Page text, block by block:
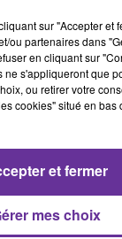
étrangers, dont
pendant la
sur "Accepter et
ou partenaires dans
en cliquant sur
ne s'appliqueront que
ou retirer votre
cookies" situé en bas
mes choix
et fermer